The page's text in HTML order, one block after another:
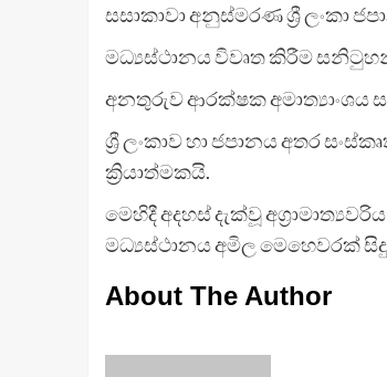
සසාකාවා අනුස්මරණ ශ්‍රී ලංකා
මධ්‍යස්ථානය විවෘත කිරීම
අනතුරුව ආරක්ෂක අමාත්‍යාංශය
ශ්‍රී ලංකාව හා ජපානය අතර
ක්‍රියාත්මකයි.
මෙහිදී අදහස් දැක්වූ
මධ්‍යස්ථානය අමිල මෙහෙවරක්
About The Author